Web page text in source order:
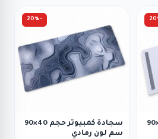
سجادة كمبيوتر حجم 40×90
-20%
سجادة كمبيوتر حجم 40×90
سم لون رمادي